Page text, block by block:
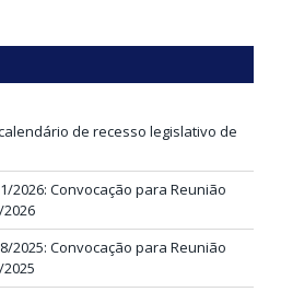
de recesso legislativo de
2026: Convocação para Reunião
2025: Convocação para Reunião